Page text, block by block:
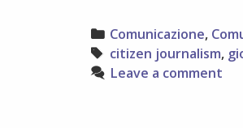
Categories
Comunicazione,
Tags
citizen journalism,
Leave a comment